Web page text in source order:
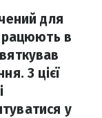
для
в
З цієї
у